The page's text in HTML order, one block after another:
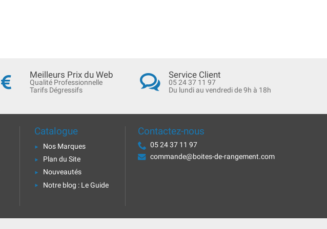
Meilleurs Prix du Web
Qualité Professionnelle
Tarifs Dégressifs
Service Client
05 24 37 11 97
Du lundi au vendredi de 9h à 18h
Catalogue
Nos Marques
Plan du Site
Nouveautés
Notre blog : Le Guide
Contactez-nous
05 24 37 11 97
commande@boites-de-rangement.com